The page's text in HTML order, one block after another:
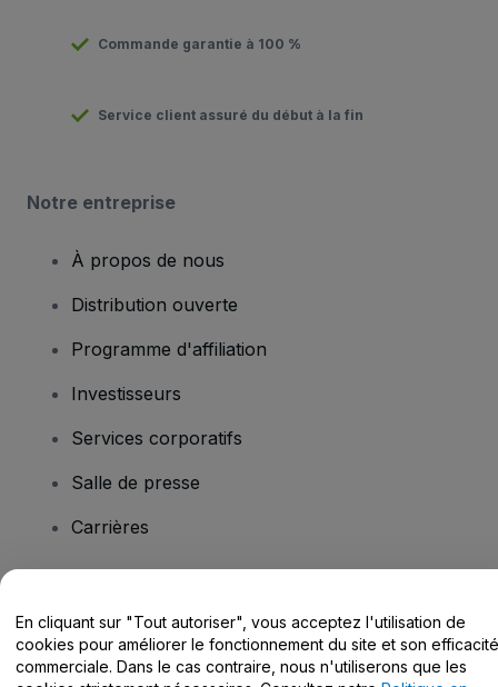
Commande garantie à 100 %
Service client assuré du début à la fin
Notre entreprise
À propos de nous
Distribution ouverte
Programme d'affiliation
Investisseurs
Services corporatifs
Salle de presse
Carrières
Centre d'assistance / Nous contacter
En cliquant sur "Tout autoriser", vous acceptez l'utilisation de
cookies pour améliorer le fonctionnement du site et son efficacité
commerciale. Dans le cas contraire, nous n'utiliserons que les